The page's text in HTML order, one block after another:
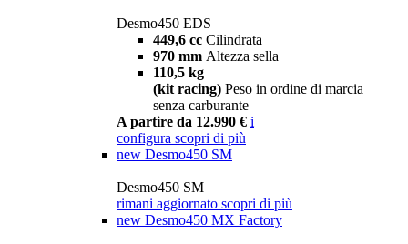
Desmo450 EDS
449,6 cc Cilindrata
970 mm Altezza sella
110,5 kg
(kit racing) Peso in ordine di marcia
senza carburante
A partire da 12.990 € i
configura scopri di più
new Desmo450 SM
Desmo450 SM
rimani aggiornato scopri di più
new Desmo450 MX Factory